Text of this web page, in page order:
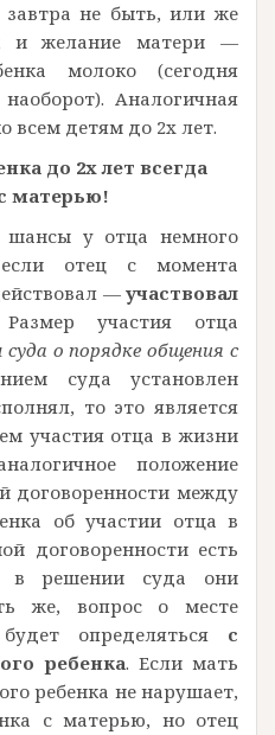
не быть, или же
и желание матери —
молоко (сегодня
Аналогичная
всем детям до 2х лет.
до 2х лет всегда
матерью!
шансы у отца немного
отец с момента
— участвовал
участия отца
о порядке общения с
суда установлен
то это является
участия отца в жизни
положение
договоренности между
об участии отца в
договоренности есть
в решении суда они
же, вопрос о месте
определяться с
ребенка. Если мать
ребенка не нарушает,
с матерью, но отец